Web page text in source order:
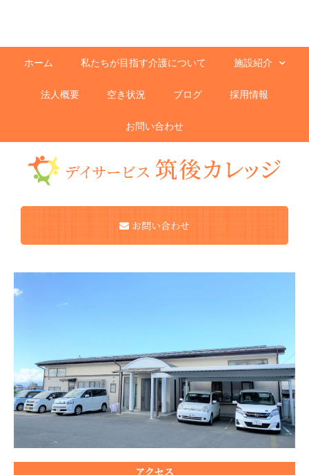
ホーム 私たちが目指す介護について 施設紹介
法人概要 空き状況 ブログ 採用情報
お問い合わせ
お問い合わせ
アクセス